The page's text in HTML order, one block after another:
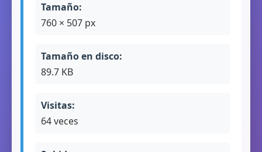
Tamaño:
760 × 507 px
Tamaño en disco:
89.7 KB
Visitas:
64 veces